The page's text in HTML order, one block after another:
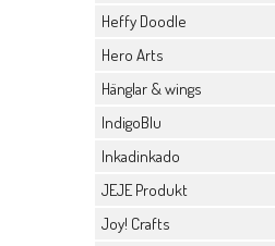
Heffy Doodle
Hero Arts
Hänglar & wings
IndigoBlu
Inkadinkado
JEJE Produkt
Joy! Crafts